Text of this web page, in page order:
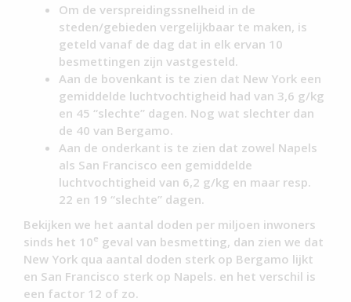
Om de verspreidingssnelheid in de
steden/gebieden vergelijkbaar te maken, is
geteld vanaf de dag dat in elk ervan 10
besmettingen zijn vastgesteld.
Aan de bovenkant is te zien dat New York een
gemiddelde luchtvochtigheid had van 3,6 g/kg
en 45 “slechte” dagen. Nog wat slechter dan
de 40 van Bergamo.
Aan de onderkant is te zien dat zowel Napels
als San Francisco een gemiddelde
luchtvochtigheid van 6,2 g/kg en maar resp.
22 en 19 “slechte” dagen.
Bekijken we het aantal doden per miljoen inwoners
sinds het 10e geval van besmetting, dan zien we dat
New York qua aantal doden sterk op Bergamo lijkt
en San Francisco sterk op Napels. en het verschil is
een factor 12 of zo.